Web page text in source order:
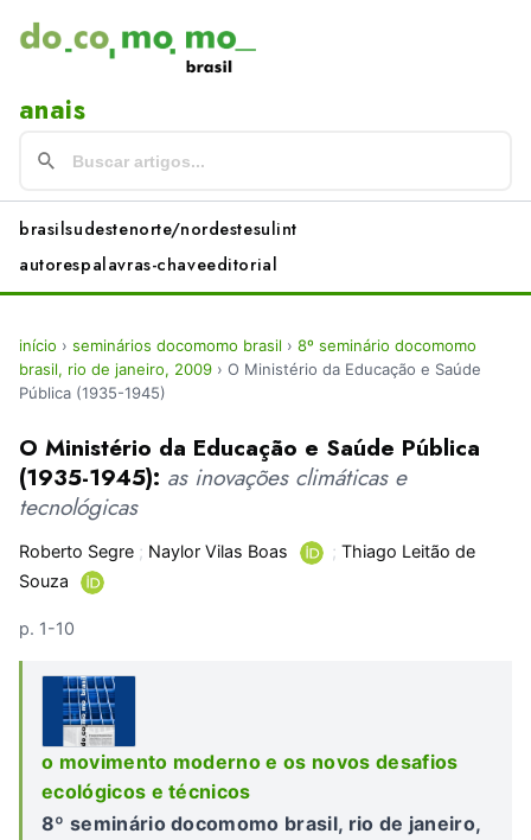
anais
brasilsudestenorte/nordestesulint
autorespalavras-chaveeditorial
início › seminários docomomo brasil › 8º seminário docomomo
brasil, rio de janeiro, 2009 › O Ministério da Educação e Saúde
Pública (1935-1945)
O Ministério da Educação e Saúde Pública
(1935-1945): as inovações climáticas e
tecnológicas
Roberto Segre ; Naylor Vilas Boas ; Thiago Leitão de
Souza
p. 1-10
o movimento moderno e os novos desafios
ecológicos e técnicos
8º seminário docomomo brasil, rio de janeiro,